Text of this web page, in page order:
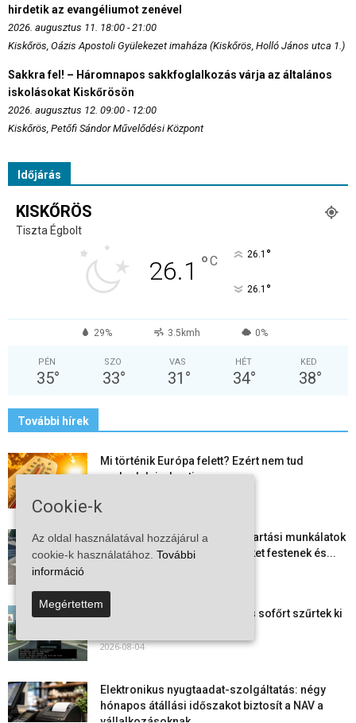
hirdetik az evangéliumot zenével
2026. augusztus 11. 18:00 - 21:00
Kiskőrös, Oázis Apostoli Gyülekezet imaháza (Kiskőrös, Holló János utca 1.)
Sakkra fel! – Háromnapos sakkfoglalkozás várja az általános
iskolásokat Kiskőrösön
2026. augusztus 12. 09:00 - 12:00
Kiskőrös, Petőfi Sándor Művelődési Központ
Időjárás
KISKŐRÖS
Tiszta Égbolt
26.1 °C 26.1 °
26.1 °
29% 3.5kmh 0%
PÉN
35°
SZO
33°
VAS
31 °
HÉT
34°
KED
38°
További hírek
Mi történik Európa felett? Ezért nem tud
szabadulni a kontinens a...
Folyamatosak a nyári karbantartási munkálatok
Kiskőrösön – útburkolati jeleket festenek és...
Több száz gyorshajtót és ittas sofőrt szűrtek ki
2026-08-04
Elektronikus nyugtaadat-szolgáltatás: négy
hónapos átállási időszakot biztosít a NAV a
Cookie-k
Az oldal használatával hozzájárul a
cookie-k használatához. További
információ
Megértettem